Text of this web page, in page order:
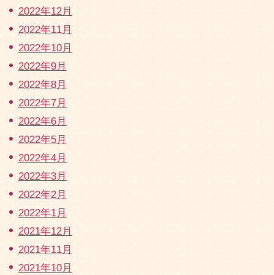
2022年12月
2022年11月
2022年10月
2022年9月
2022年8月
2022年7月
2022年6月
2022年5月
2022年4月
2022年3月
2022年2月
2022年1月
2021年12月
2021年11月
2021年10月